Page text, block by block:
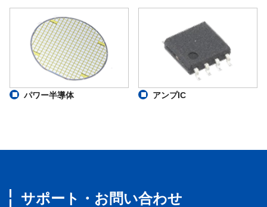
パワー半導体 アンプIC
サポート・お問い合わせ